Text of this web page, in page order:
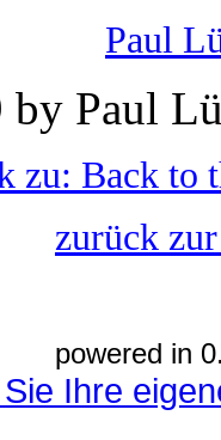
Paul
Paul
zu: Back to
zurück
powered in
Ihre